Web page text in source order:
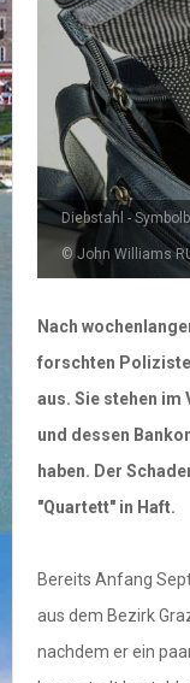
Diebstahl -
© John Williams
Nach
forschten
aus. Sie stehen im
und dessen
haben. Der
"Quartett" in Haft.
Bereits Anfang
aus dem Bezirk
nachdem er ein